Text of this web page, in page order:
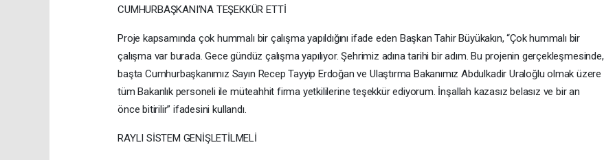
CUMHURBAŞKANI’NA TEŞEKKÜR ETTİ
Proje kapsamında çok hummalı bir çalışma yapıldığını ifade eden Başkan Tahir Büyükakın, “Çok hummalı bir
çalışma var burada. Gece gündüz çalışma yapılıyor. Şehrimiz adına tarihi bir adım. Bu projenin gerçekleşmesinde,
başta Cumhurbaşkanımız Sayın Recep Tayyip Erdoğan ve Ulaştırma Bakanımız Abdulkadir Uraloğlu olmak üzere
tüm Bakanlık personeli ile müteahhit firma yetkililerine teşekkür ediyorum. İnşallah kazasız belasız ve bir an
önce bitirilir” ifadesini kullandı.
RAYLI SİSTEM GENİŞLETİLMELİ